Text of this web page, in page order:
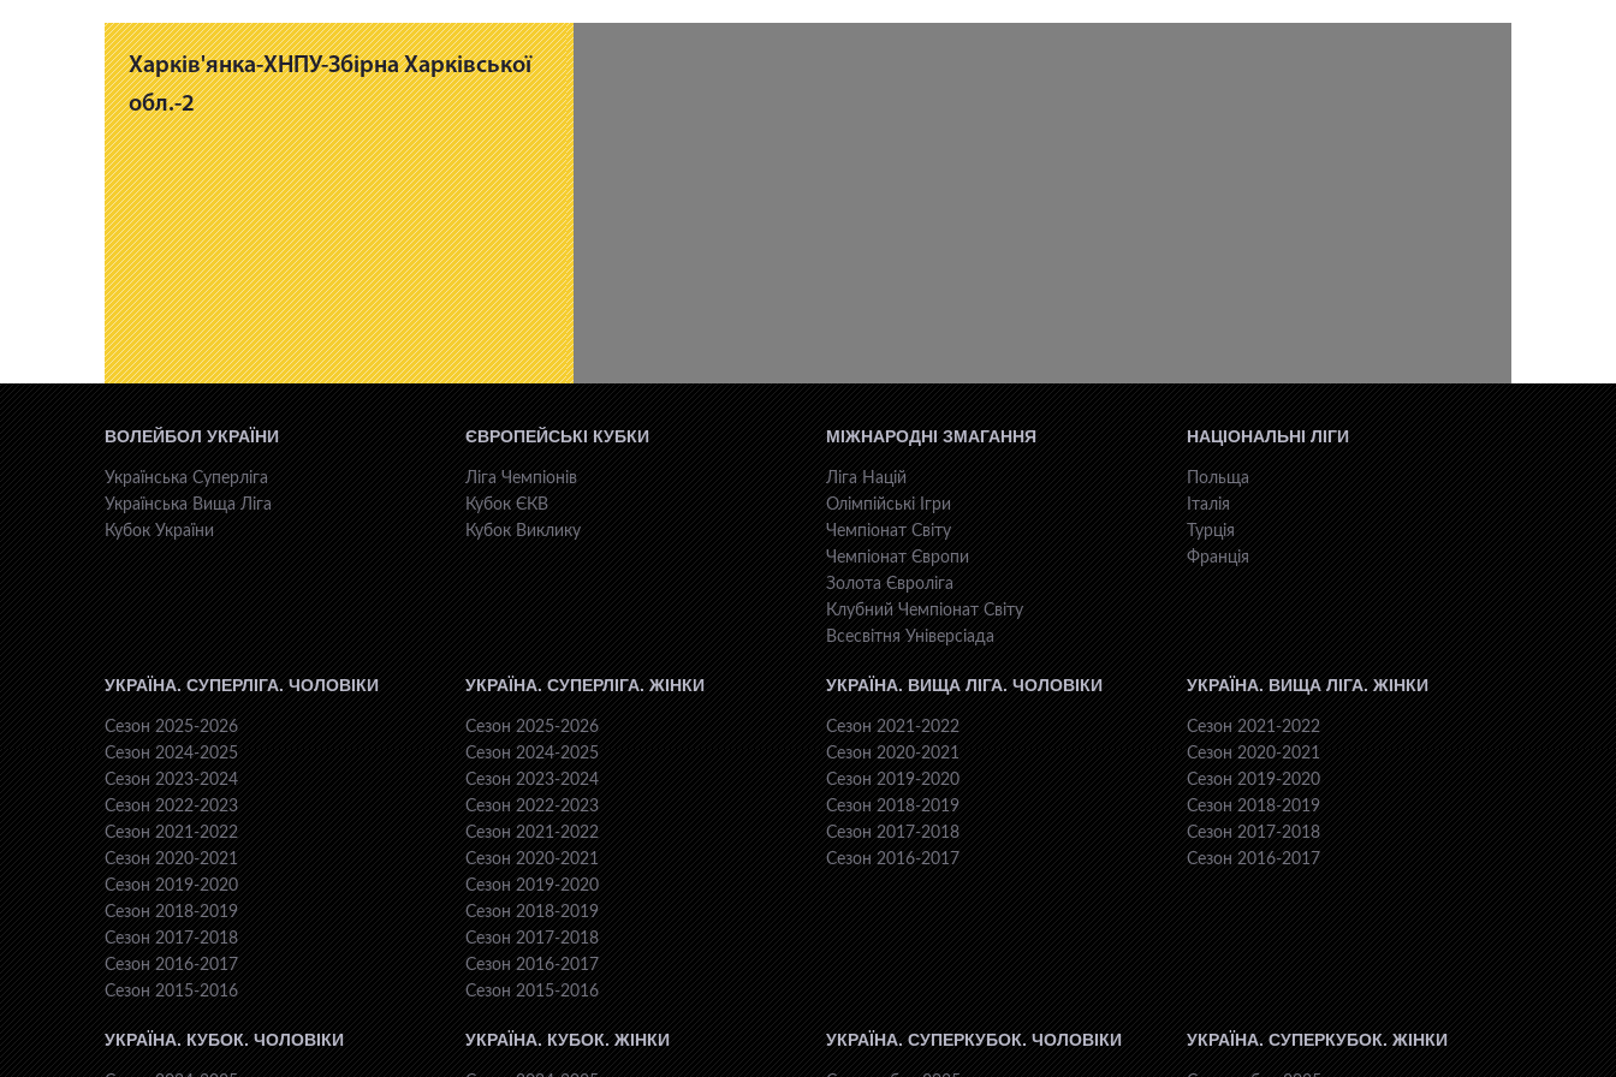
Харків'янка-ХНПУ-Збірна Харківської
обл.-2
ВОЛЕЙБОЛ УКРАЇНИ
Українська Суперліга
Українська Вища Ліга
Кубок України
ЄВРОПЕЙСЬКІ КУБКИ
Ліга Чемпіонів
Кубок ЄКВ
Кубок Виклику
МІЖНАРОДНІ ЗМАГАННЯ
Ліга Націй
Олімпійські Ігри
Чемпіонат Світу
Чемпіонат Європи
Золота Євроліга
Клубний Чемпіонат Світу
Всесвiтня Унiверсiaда
НАЦІОНАЛЬНІ ЛІГИ
Польща
Італія
Турція
Франція
УКРАЇНА. СУПЕРЛІГА. ЧОЛОВІКИ
Сезон 2025-2026
Сезон 2024-2025
Сезон 2023-2024
Сезон 2022-2023
Сезон 2021-2022
Сезон 2020-2021
Сезон 2019-2020
Сезон 2018-2019
Сезон 2017-2018
Сезон 2016-2017
Сезон 2015-2016
УКРАЇНА. СУПЕРЛІГА. ЖІНКИ
Сезон 2025-2026
Сезон 2024-2025
Сезон 2023-2024
Сезон 2022-2023
Сезон 2021-2022
Сезон 2020-2021
Сезон 2019-2020
Сезон 2018-2019
Сезон 2017-2018
Сезон 2016-2017
Сезон 2015-2016
УКРАЇНА. ВИЩА ЛІГА. ЧОЛОВІКИ
Сезон 2021-2022
Сезон 2020-2021
Сезон 2019-2020
Сезон 2018-2019
Сезон 2017-2018
Сезон 2016-2017
УКРАЇНА. ВИЩА ЛІГА. ЖІНКИ
Сезон 2021-2022
Сезон 2020-2021
Сезон 2019-2020
Сезон 2018-2019
Сезон 2017-2018
Сезон 2016-2017
УКРАЇНА. КУБОК. ЧОЛОВІКИ УКРАЇНА. КУБОК. ЖІНКИ УКРАЇНА. СУПЕРКУБОК. ЧОЛОВІКИ УКРАЇНА. СУПЕРКУБОК. ЖІНКИ